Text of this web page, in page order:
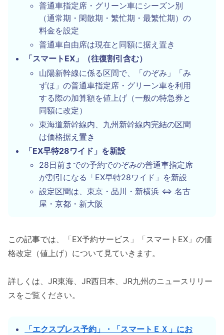
普通車指定席・グリーン車にシーズン別
（通常期・閑散期・繁忙期・最繁忙期）の
料金を設定
普通車自由席は現在と同額に据え置き
「スマートEX」（往復割引含む）
山陽新幹線に係る区間で、「のぞみ」「み
ずほ」の普通車指定席・グリーン車を利用
する際の加算額を値上げ（一般の特急券と
同額に改定）
東海道新幹線内、九州新幹線内完結の区間
は価格据え置き
「EX早特28ワイド」を新設
28日前までの予約でのぞみの普通車指定席
が割引になる「EX早特28ワイド」を新設
設定区間は、東京・品川・新横浜 ⇔ 名古
屋・京都・新大阪
この記事では、「EX予約サービス」「スマートEX」の価
格改定（値上げ）について見ていきます。
詳しくは、JR東海、JR西日本、JR九州のニュースリリー
スをご覧ください。
「エクスプレス予約」・「スマートＥＸ」にお